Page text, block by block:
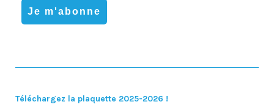
Téléchargez la plaquette 2025-2026 !